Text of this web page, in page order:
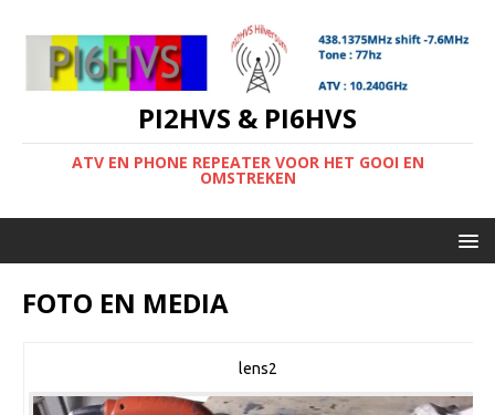
PI2HVS & PI6HVS
ATV EN PHONE REPEATER VOOR HET GOOI EN
OMSTREKEN
FOTO EN MEDIA
lens2